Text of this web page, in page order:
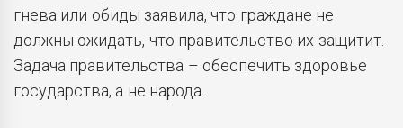
гнева или обиды заявила, что граждане не
должны ожидать, что правительство их защитит.
Задача правительства – обеспечить здоровье
государства, а не народа.